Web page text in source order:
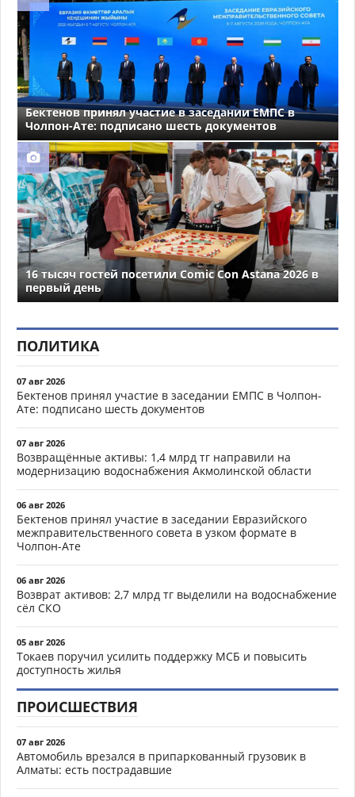
Бектенов принял участие в заседании ЕМПС в
Чолпон-Ате: подписано шесть документов
16 тысяч гостей посетили Comic Con Astana 2026 в
первый день
ПОЛИТИКА
07 авг 2026
Бектенов принял участие в заседании ЕМПС в Чолпон-
Ате: подписано шесть документов
07 авг 2026
Возвращённые активы: 1,4 млрд тг направили на
модернизацию водоснабжения Акмолинской области
06 авг 2026
Бектенов принял участие в заседании Евразийского
межправительственного совета в узком формате в
Чолпон-Ате
06 авг 2026
Возврат активов: 2,7 млрд тг выделили на водоснабжение
сёл СКО
05 авг 2026
Токаев поручил усилить поддержку МСБ и повысить
доступность жилья
ПРОИСШЕСТВИЯ
07 авг 2026
Автомобиль врезался в припаркованный грузовик в
Алматы: есть пострадавшие